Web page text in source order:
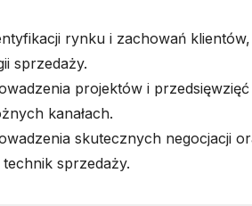
rynku i zachowań
sprzedaży.
projektów i
kanałach.
skutecznych negocjacji
sprzedaży.